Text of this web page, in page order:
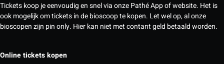
Tickets koop je eenvoudig en snel via onze Pathé App of website. Het is
ook mogelijk om tickets in de bioscoop te kopen. Let wel op, al onze
bioscopen zijn pin only. Hier kan niet met contant geld betaald worden.
Online tickets kopen